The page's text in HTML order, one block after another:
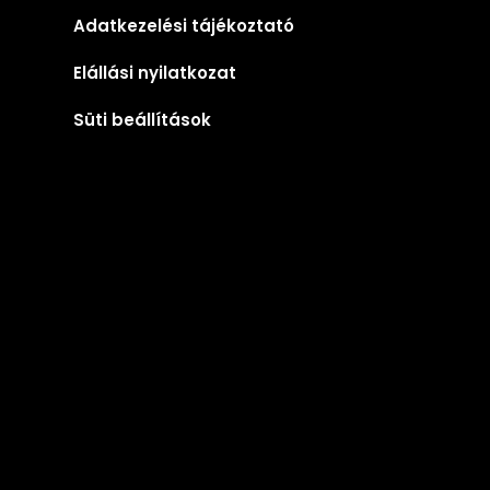
Adatkezelési tájékoztató
Elállási nyilatkozat
Süti beállítások